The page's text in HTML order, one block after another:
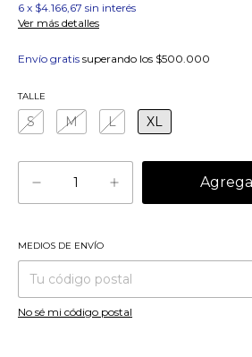
6 x $4.166,67 sin interés
Ver más detalles
Envío gratis superando los $500.000
TALLE
S M L XL
Entregas para el CP:
MEDIOS DE ENVÍO
No sé mi código postal